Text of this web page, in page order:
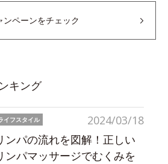
ンペーンをチェック
キング
2024/03/18
イフスタイル
ンパの流れを図解！正しい
ンパマッサージでむくみを